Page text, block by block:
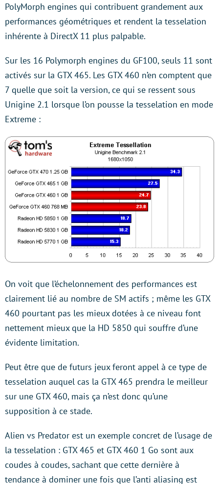
PolyMorph engines qui contribuent grandement aux
performances géométriques et rendent la tesselation
inhérente à DirectX 11 plus palpable.
Sur les 16 Polymorph engines du GF100, seuls 11 sont
activés sur la GTX 465. Les GTX 460 n’en comptent que
7 quelle que soit la version, ce qui se ressent sous
Unigine 2.1 lorsque l’on pousse la tesselation en mode
Extreme :
On voit que l’échelonnement des performances est
clairement lié au nombre de SM actifs ; même les GTX
460 pourtant pas les mieux dotées à ce niveau font
nettement mieux que la HD 5850 qui souffre d’une
évidente limitation.
Peut être que de futurs jeux feront appel à ce type de
tesselation auquel cas la GTX 465 prendra le meilleur
sur une GTX 460, mais ça n’est donc qu’une
supposition à ce stade.
Alien vs Predator est un exemple concret de l’usage de
la tesselation : GTX 465 et GTX 460 1 Go sont aux
coudes à coudes, sachant que cette dernière à
tendance à dominer une fois que l’anti aliasing est